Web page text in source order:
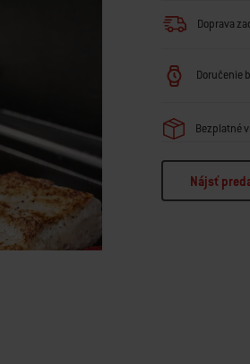
Doprava
Doručenie
Bezplatné
Nájsť